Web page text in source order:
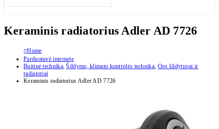
Keraminis radiatorius Adler AD 7726
Home
Parduotuvė internete
Buitinė technika,Šildymo, klimato kontrolės technika, Oro šildytuvai ir
radiatoriai
Keraminis radiatorius Adler AD 7726